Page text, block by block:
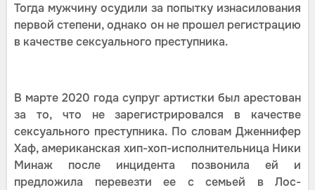
Тогда мужчину осудили за попытку изнасилования
первой степени, однако он не прошел регистрацию
в качестве сексуального преступника.
В марте 2020 года супруг артистки был арестован
за то, что не зарегистрировался в качестве
сексуального преступника. По словам Дженнифер
Хаф, американская хип-хоп-исполнительница Ники
Минаж после инцидента позвонила ей и
предложила перевезти ее с семьей в Лос-